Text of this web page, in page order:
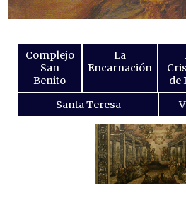
Complejo
San
Benito
La
Encarnación
de
Santa Teresa